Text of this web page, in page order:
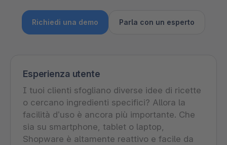
Richiedi una demo Parla con un esperto
Esperienza utente
I tuoi clienti sfogliano diverse idee di ricette
o cercano ingredienti specifici? Allora la
facilità d’uso è ancora più importante. Che
sia su smartphone, tablet o laptop,
Shopware è altamente reattivo e facile da